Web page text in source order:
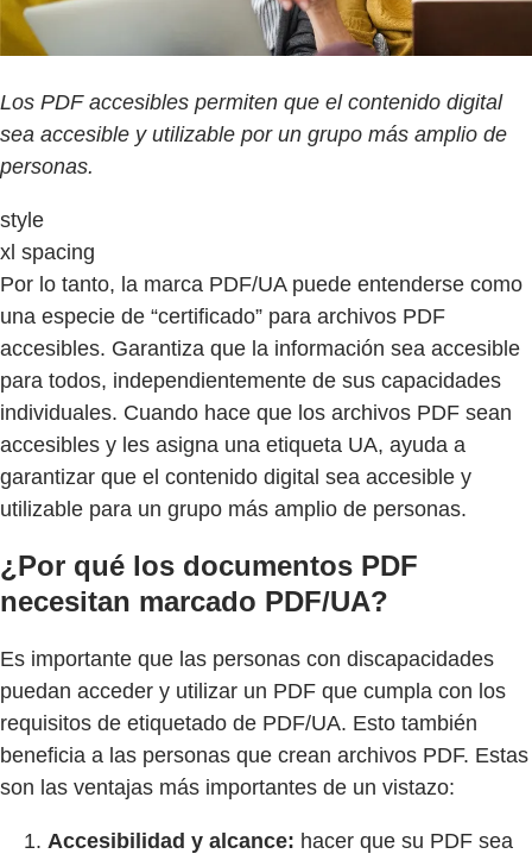
Los PDF accesibles permiten que el contenido digital
sea accesible y utilizable por un grupo más amplio de
personas.
style
xl spacing
Por lo tanto, la marca PDF/UA puede entenderse como
una especie de “certificado” para archivos PDF
accesibles. Garantiza que la información sea accesible
para todos, independientemente de sus capacidades
individuales. Cuando hace que los archivos PDF sean
accesibles y les asigna una etiqueta UA, ayuda a
garantizar que el contenido digital sea accesible y
utilizable para un grupo más amplio de personas.
¿Por qué los documentos PDF
necesitan marcado PDF/UA?
Es importante que las personas con discapacidades
puedan acceder y utilizar un PDF que cumpla con los
requisitos de etiquetado de PDF/UA. Esto también
beneficia a las personas que crean archivos PDF. Estas
son las ventajas más importantes de un vistazo:
Accesibilidad y alcance: hacer que su PDF sea